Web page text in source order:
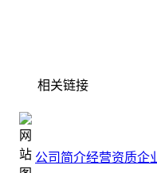
相关链接
公司简介经营资质企